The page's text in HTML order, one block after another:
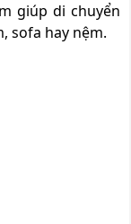
giúp di chuyển
sofa hay nệm.